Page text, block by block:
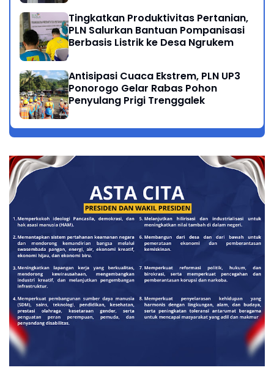
Tingkatkan Produktivitas Pertanian,
PLN Salurkan Bantuan Pompanisasi
Berbasis Listrik ke Desa Ngrukem
Antisipasi Cuaca Ekstrem, PLN UP3
Ponorogo Gelar Rabas Pohon
Penyulang Prigi Trenggalek